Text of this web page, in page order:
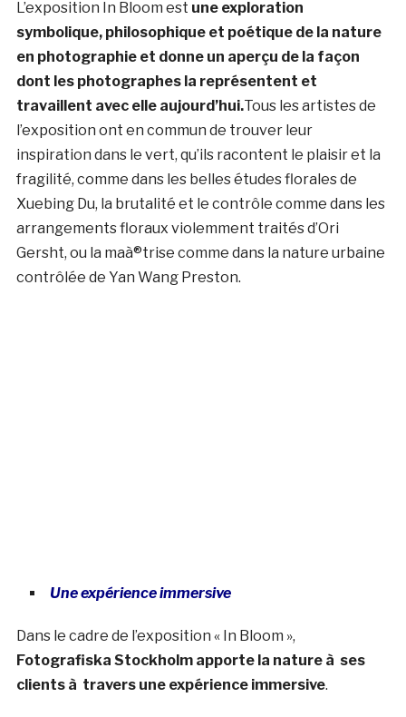
L’exposition In Bloom est une exploration
symbolique, philosophique et poétique de la nature
en photographie et donne un aperçu de la façon
dont les photographes la représentent et
travaillent avec elle aujourd’hui.Tous les artistes de
l’exposition ont en commun de trouver leur
inspiration dans le vert, qu’ils racontent le plaisir et la
fragilité, comme dans les belles études florales de
Xuebing Du, la brutalité et le contrôle comme dans les
arrangements floraux violemment traités d’Ori
Gersht, ou la maà®trise comme dans la nature urbaine
contrôlée de Yan Wang Preston.
Une expérience immersive
Dans le cadre de l’exposition « In Bloom »,
Fotografiska Stockholm apporte la nature à ses
clients à travers une expérience immersive.